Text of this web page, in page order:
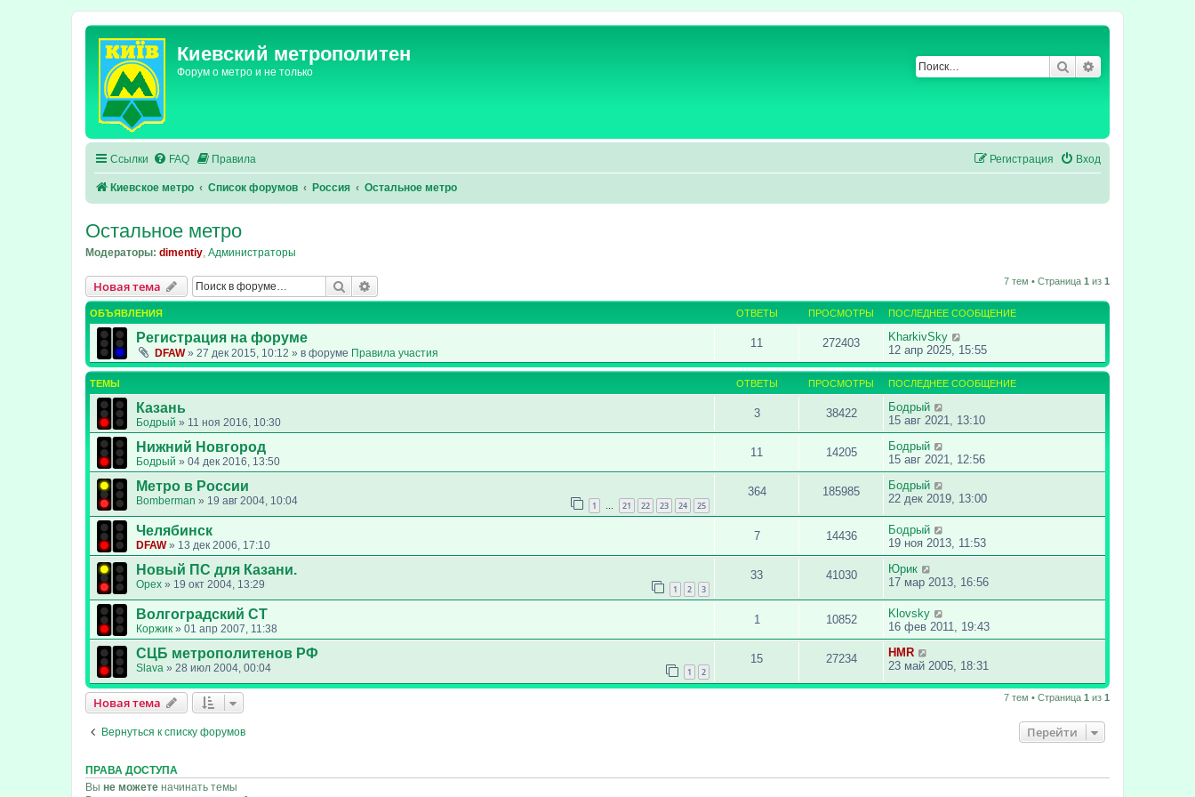
Киевский метрополитен
Форум о метро и не только Поиск
Ссылки FAQ Правила Вход
Регистрация
Киевское метро Список форумов Россия Остальное метро
Остальное метро
Модераторы: dimentiy, Администраторы
Новая тема Поиск 7 тем • Страница 1 из 1
ОБЪЯВЛЕНИЯ ОТВЕТЫ ПРОСМОТРЫ ПОСЛЕДНЕЕ СООБЩЕНИЕ
Регистрация на форуме
DFAW» 27 дек 2015, 10:12 » в форуме Правила участия
11 272403
KharkivSky
12 апр 2025, 15:55
ТЕМЫ ОТВЕТЫ ПРОСМОТРЫ ПОСЛЕДНЕЕ СООБЩЕНИЕ
Казань
Бодрый » 11 ноя 2016, 10:30
3 38422
Бодрый
15 авг 2021, 13:10
Нижний Новгород
Бодрый » 04 дек 2016, 13:50
11 14205
Бодрый
15 авг 2021, 12:56
Метро в России
Bomberman » 19 авг 2004, 10:04 1 21 22 23 24 25
364 185985
Бодрый
22 дек 2019, 13:00
Челябинск
DFAW» 13 дек 2006, 17:10
7 14436
Бодрый
19 ноя 2013, 11:53
Новый ПС для Казани.
Opex » 19 окт 2004, 13:29 1 2 3
33 41030
Юрик
17 мар 2013, 16:56
Волгоградский СТ
Коржик » 01 апр 2007, 11:38
1 10852
Klovsky
16 фев 2011, 19:43
СЦБ метрополитенов РФ
Slava » 28 июл 2004, 00:04 1 2
15 27234
HMR
23 май 2005, 18:31
Новая тема 7 тем • Страница 1 из 1
Вернуться к списку форумов Перейти
ПРАВА ДОСТУПА
Вы не можете начинать темы